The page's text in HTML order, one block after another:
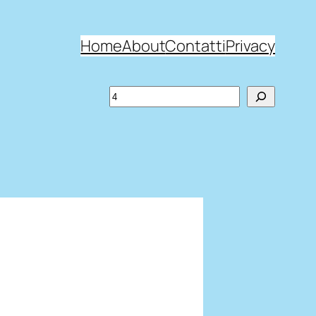
HomeAboutContattiPrivacy
Search